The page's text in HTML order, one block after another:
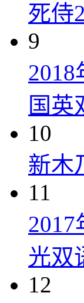
死侍
9
国英
10
新木
11
光双
12